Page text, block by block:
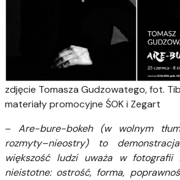
zdjęcie Tomasza Gudzowatego, fot.
materiały promocyjne ŚOK i Zegart
– Are-bure-bokeh (w wolnym
rozmyty–nieostry) to
większość ludzi uważa w fotografii
nieistotne: ostrość, forma,